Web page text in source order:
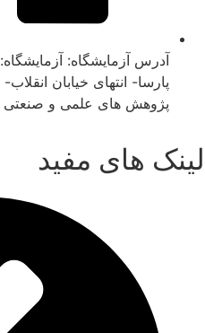
آدرس آزمایشگاه:
پارسا- انتهای خیابان
پژوهش های علمی و صنعتی
لینک های مفید